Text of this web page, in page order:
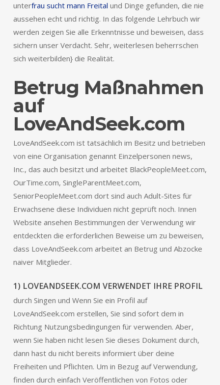
unterfrau sucht mann Freital und Dinge gefunden, die nie
aussehen echt und richtig. In das folgende Lehrbuch wir
werden zeigen Sie alle Erkenntnisse und beweisen, dass
sichern unser Verdacht. Sehr, weiterlesen beherrschen
sich weiterbilden} die Realität.
Betrug Maßnahmen
auf
LoveAndSeek.com
LoveAndSeek.com ist tatsächlich im Besitz und betrieben
von eine Organisation genannt Einzelpersonen news,
Inc., das auch besitzt und arbeitet BlackPeopleMeet.com,
OurTime.com, SingleParentMeet.com,
SeniorPeopleMeet.com dort sind auch Adult-Sites für
Erwachsene diese Individuen nicht geprüft noch. Innen
Website ansehen Bestimmungen der Verwendung wir
entdeckten die erforderlichen Beweise um zu beweisen,
dass LoveAndSeek.com arbeitet an Betrug und Abzocke
naiver Mitglieder.
1) LOVEANDSEEK.COM VERWENDET IHRE PROFIL
durch Singen und Wenn Sie ein Profil auf
LoveAndSeek.com erstellen, Sie sind sofort dem in
Richtung Nutzungsbedingungen für verwenden. Aber,
wenn Sie haben nicht lesen Sie dieses Dokument durch,
dann hast du nicht bereits informiert über deine
Freiheiten und Pflichten. Um in Bezug auf Verwendung,
finden durch einfach Veröffentlichen von Fotos oder